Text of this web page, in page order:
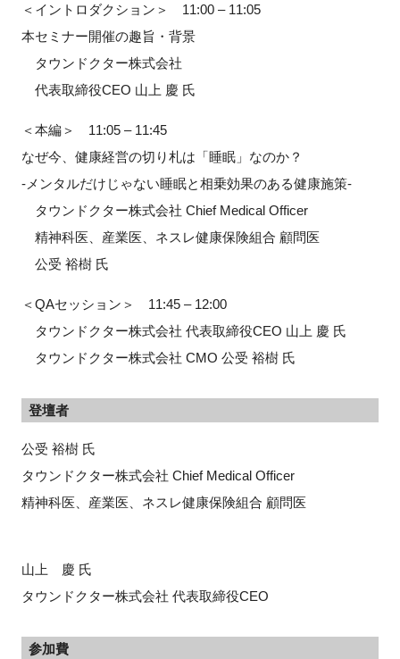
＜イントロダクション＞ 11:00 – 11:05
本セミナー開催の趣旨・背景
タウンドクター株式会社
代表取締役CEO 山上 慶 氏
＜本編＞ 11:05 – 11:45
なぜ今、健康経営の切り札は「睡眠」なのか？
-メンタルだけじゃない睡眠と相乗効果のある健康施策-
タウンドクター株式会社 Chief Medical Officer
精神科医、産業医、ネスレ健康保険組合 顧問医
公受 裕樹 氏
＜QAセッション＞ 11:45 – 12:00
タウンドクター株式会社 代表取締役CEO 山上 慶 氏
タウンドクター株式会社 CMO 公受 裕樹 氏
登壇者
公受 裕樹 氏
タウンドクター株式会社 Chief Medical Officer
精神科医、産業医、ネスレ健康保険組合 顧問医
山上 慶 氏
タウンドクター株式会社 代表取締役CEO
参加費